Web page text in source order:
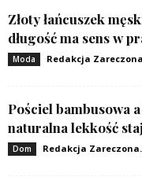
Złoty łańcuszek
długość ma sens w
Moda Redakcja
Pościel bambusowa
naturalna lekkość
Dom Redakcja